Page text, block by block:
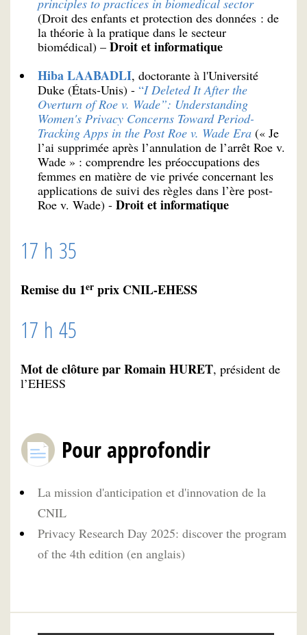
principles to practices in biomedical sector
(Droit des enfants et protection des données : de
la théorie à la pratique dans le secteur
biomédical) – Droit et informatique
Hiba LAABADLI, doctorante à l'Université
Duke (États-Unis) - “I Deleted It After the
Overturn of Roe v. Wade”: Understanding
Women's Privacy Concerns Toward Period-
Tracking Apps in the Post Roe v. Wade Era (« Je
l’ai supprimée après l’annulation de l’arrêt Roe v.
Wade » : comprendre les préoccupations des
femmes en matière de vie privée concernant les
applications de suivi des règles dans l’ère post-
Roe v. Wade) - Droit et informatique
17 h 35
Remise du 1er prix CNIL-EHESS
17 h 45
Mot de clôture par Romain HURET, président de
l’EHESS
Pour approfondir
La mission d'anticipation et d'innovation de la
CNIL
Privacy Research Day 2025: discover the program
of the 4th edition (en anglais)